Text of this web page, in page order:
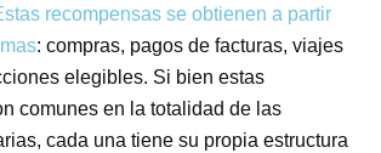
recompensas se obtienen a partir
: compras, pagos de facturas, viajes
elegibles. Si bien estas
comunes en la totalidad de las
cada una tiene su propia estructura